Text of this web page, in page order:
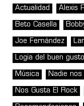
Actualidad Alexis
Beto Casella
Joe Fernández
Logia del buen gusto
Música Nadie nos
Nos Gusta El Rock